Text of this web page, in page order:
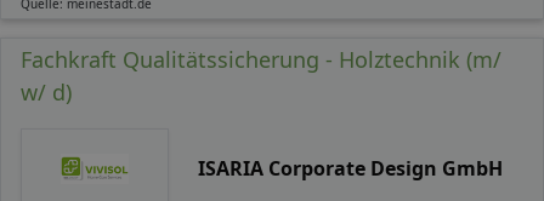
Quelle: meinestadt.de
Fachkraft Qualitätssicherung - Holztechnik (m/
w/ d)
ISARIA Corporate Design GmbH